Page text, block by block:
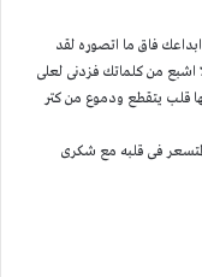
فاق ما اتصوره لقد
من كلماتك فزدنى لعلى
قلب يتقطع ودموع من كتر
فى قلبه مع شكرى